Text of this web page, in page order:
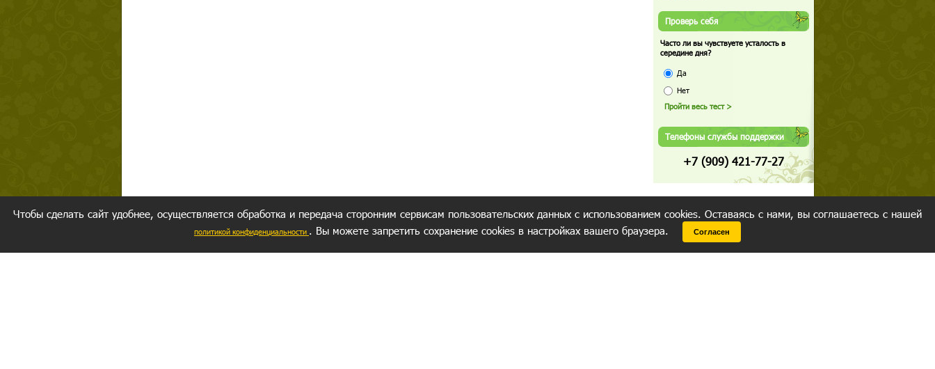
Проверь себя
Часто ли вы чувствуете усталость в
середине дня?
Да
Нет
Телефоны службы поддержки
+7 (909) 421-77-27
Чтобы сделать сайт удобнее, осуществляется обработка и передача сторонним сервисам пользовательских данных с использованием cookies. Оставаясь с нами, вы соглашаетесь с нашей
политикой конфиденциальности . Вы можете запретить сохранение cookies в настройках вашего браузера. Согласен